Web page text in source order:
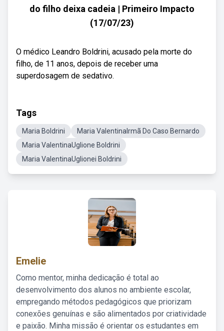
do filho deixa cadeia | Primeiro Impacto
(17/07/23)
O médico Leandro Boldrini, acusado pela morte do
filho, de 11 anos, depois de receber uma
superdosagem de sedativo.
Tags
Maria Boldrini
Maria ValentinaIrmã Do Caso Bernardo
Maria ValentinaUglione Boldrini
Maria ValentinaUglionei Boldrini
Emelie
Como mentor, minha dedicação é total ao
desenvolvimento dos alunos no ambiente escolar,
empregando métodos pedagógicos que priorizam
conexões genuínas e são alimentados por criatividade
e paixão. Minha missão é orientar os estudantes em